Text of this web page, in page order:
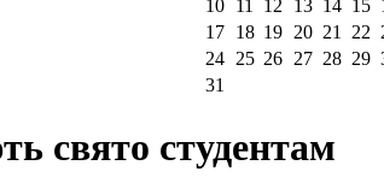
10
11 12 13 14 15
17
18 19 20 21 22
24
25 26 27 28 29
31
свято студентам